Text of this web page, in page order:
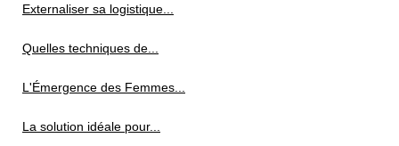
Externaliser sa logistique...
Quelles techniques de...
L'Émergence des Femmes...
La solution idéale pour...